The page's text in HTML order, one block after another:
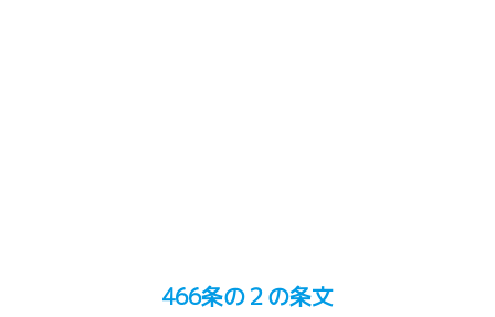
466条の２の条文